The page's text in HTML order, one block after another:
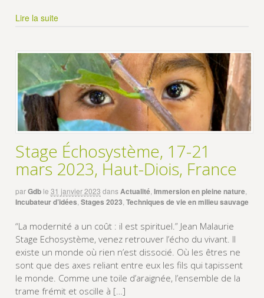
Lire la suite
Stage Échosystème, 17-21
mars 2023, Haut-Diois, France
parGdb le 31 janvier 2023 dansActualité, Immersion en pleine nature,
Incubateur d’idées Stages 2023 Techniques de vie en milieu sauvage
“La modernité a un coût : il est spirituel.” Jean Malaurie
Stage Echosystème, venez retrouver l’écho du vivant. Il
existe un monde où rien n’est dissocié. Où les êtres ne
sont que des axes reliant entre eux les fils qui tapissent
le monde. Comme une toile d’araignée, l’ensemble de la
trame frémit et oscille à […]